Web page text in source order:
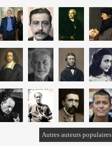
Autres auteurs populaires